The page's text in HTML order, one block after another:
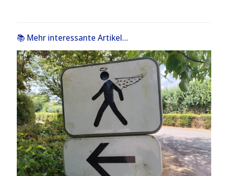
📚 Mehr interessante Artikel...